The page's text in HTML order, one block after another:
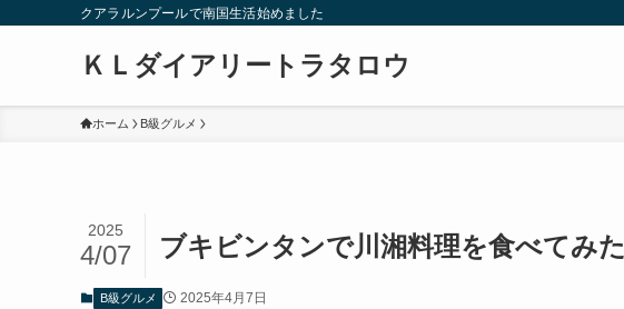
クアラルンプールで南国生活始めました
ＫＬダイアリートラタロウ
ホーム B級グルメ
ブキビンタンで川湘料理を食べてみた
2025
4/07
B級グルメ 2025年4月7日